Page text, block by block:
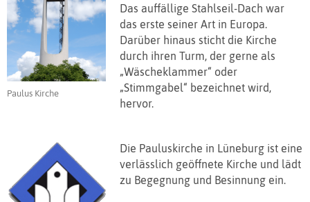
Paulus Kirche
Das auffällige Stahlseil-Dach war
das erste seiner Art in Europa.
Darüber hinaus sticht die Kirche
durch ihren Turm, der gerne als
„Wäscheklammer“ oder
„Stimmgabel“ bezeichnet wird,
hervor.
Die Pauluskirche in Lüneburg ist eine
verlässlich geöffnete Kirche und lädt
zu Begegnung und Besinnung ein.